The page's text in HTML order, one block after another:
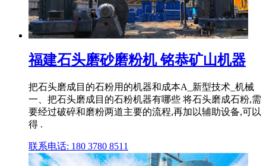
福建石头磨砂磨粉机 铭恭矿山机器
把石头磨成目的石粉用的机器和成本A_新型技术_机械
一、把石头磨成目的石粉机器有哪些 将石头磨成石粉,需
要经过破碎和磨粉两道主要的流程,再加以辅助设备,可以
得 .
联系电话: 180 3780 8511